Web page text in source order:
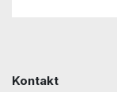
Kontakt